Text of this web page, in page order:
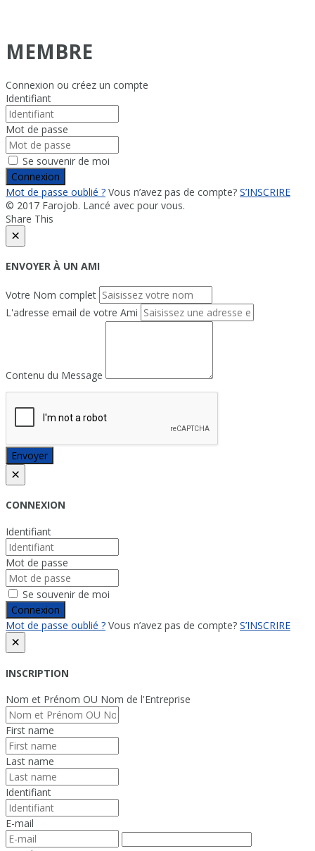
MEMBRE
Connexion ou créez un compte
Identifiant
Mot de passe
Se souvenir de moi
Connexion
Mot de passe oublié ? Vous n’avez pas de compte? S’INSCRIRE
© 2017 Farojob. Lancé avec pour vous.
Share This
×
ENVOYER À UN AMI
Votre Nom complet
L'adresse email de votre Ami
Contenu du Message
Envoyer
×
CONNEXION
Identifiant
Mot de passe
Se souvenir de moi
Connexion
Mot de passe oublié ? Vous n’avez pas de compte? S’INSCRIRE
×
INSCRIPTION
Nom et Prénom OU Nom de l'Entreprise
First name
Last name
Identifiant
E-mail